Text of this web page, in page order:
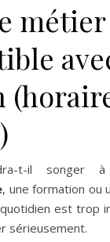
métier
t-il songer
, une formation ou
est trop
sérieusement.